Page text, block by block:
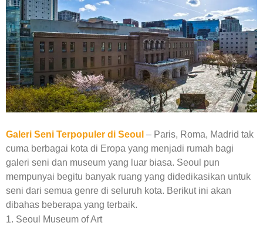
Galeri Seni Terpopuler di Seoul – Paris, Roma, Madrid tak
cuma berbagai kota di Eropa yang menjadi rumah bagi
galeri seni dan museum yang luar biasa. Seoul pun
mempunyai begitu banyak ruang yang didedikasikan untuk
seni dari semua genre di seluruh kota. Berikut ini akan
dibahas beberapa yang terbaik.
1. Seoul Museum of Art